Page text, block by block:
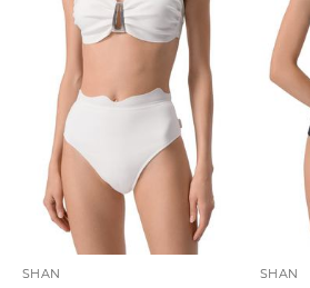
SHAN SHAN